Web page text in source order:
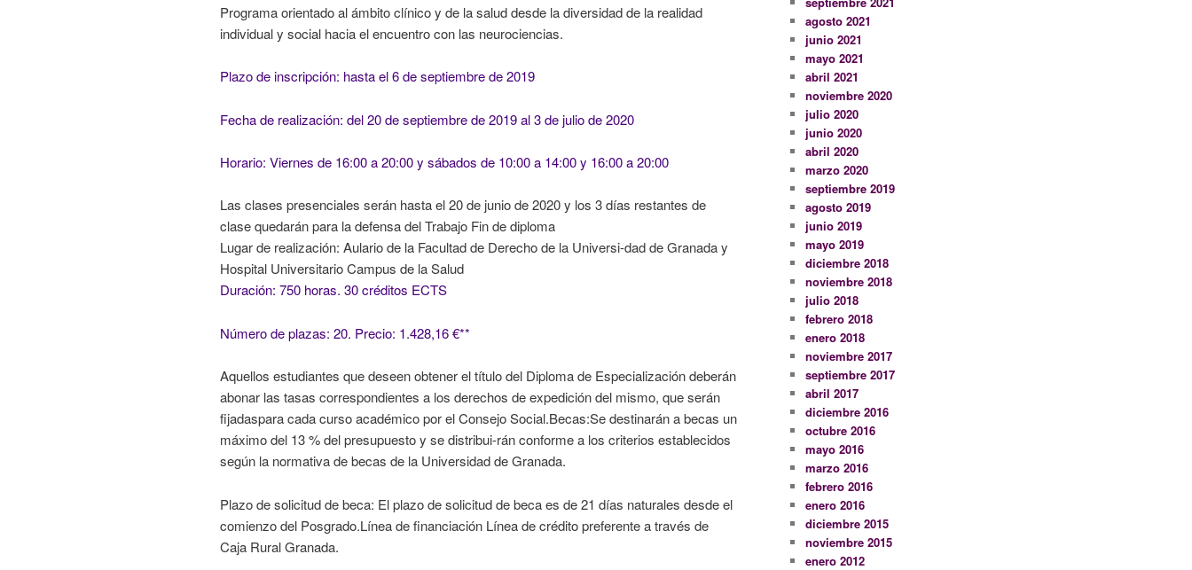
Programa orientado al ámbito clínico y de la salud desde la diversidad de la realidad
individual y social hacia el encuentro con las neurociencias.
Plazo de inscripción: hasta el 6 de septiembre de 2019
Fecha de realización: del 20 de septiembre de 2019 al 3 de julio de 2020
Horario: Viernes de 16:00 a 20:00 y sábados de 10:00 a 14:00 y 16:00 a 20:00
Las clases presenciales serán hasta el 20 de junio de 2020 y los 3 días restantes de
clase quedarán para la defensa del Trabajo Fin de diploma
Lugar de realización: Aulario de la Facultad de Derecho de la Universi-dad de Granada y
Hospital Universitario Campus de la Salud
Duración: 750 horas. 30 créditos ECTS
Número de plazas: 20. Precio: 1.428,16 €**
Aquellos estudiantes que deseen obtener el título del Diploma de Especialización deberán
abonar las tasas correspondientes a los derechos de expedición del mismo, que serán
fijadaspara cada curso académico por el Consejo Social.Becas:Se destinarán a becas un
máximo del 13 % del presupuesto y se distribui-rán conforme a los criterios establecidos
según la normativa de becas de la Universidad de Granada.
Plazo de solicitud de beca: El plazo de solicitud de beca es de 21 días naturales desde el
comienzo del Posgrado.Línea de financiación Línea de crédito preferente a través de
Caja Rural Granada.
agosto 2021
junio 2021
mayo 2021
abril 2021
noviembre 2020
julio 2020
junio 2020
abril 2020
marzo 2020
septiembre 2019
agosto 2019
junio 2019
mayo 2019
diciembre 2018
noviembre 2018
julio 2018
febrero 2018
enero 2018
noviembre 2017
septiembre 2017
abril 2017
diciembre 2016
octubre 2016
mayo 2016
marzo 2016
febrero 2016
enero 2016
diciembre 2015
noviembre 2015
enero 2012